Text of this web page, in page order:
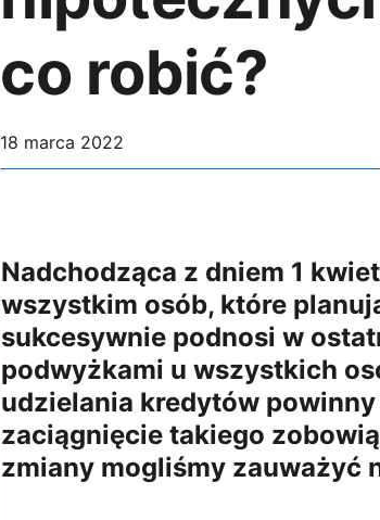
co robić?
18 marca 2022
Nadchodząca z dniem 1
wszystkim osób, które
sukcesywnie podnosi w
podwyżkami u wszystkich
udzielania kredytów
zaciągnięcie takiego
zmiany mogliśmy zauważyć